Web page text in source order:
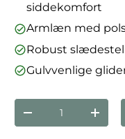
siddekomfort
Armlæn med
Robust
Gulvvenlige
Antal
Reducer mængden